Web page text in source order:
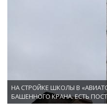
НА СТРОЙКЕ ШКОЛЫ В
БАШЕННОГО КРАНА. ЕСТЬ